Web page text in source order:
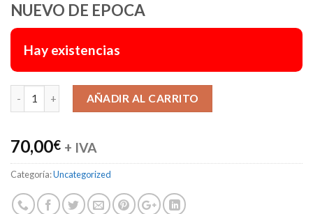
NUEVO DE EPOCA
Hay existencias
AÑADIR AL CARRITO
70,00€ + IVA
Categoría:Uncategorized